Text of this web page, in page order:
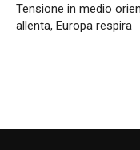
Tensione in medio
allenta, Europa respira